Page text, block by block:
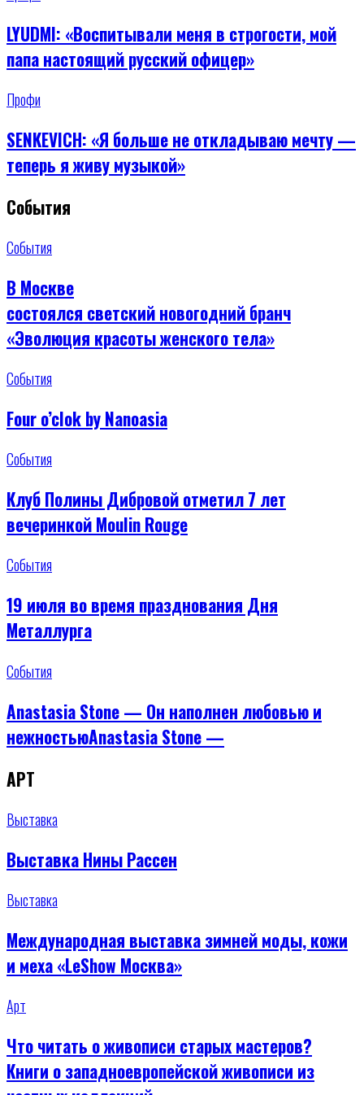
LYUDMI: «Воспитывали меня в строгости, мой
папа настоящий русский офицер»
Профи
SENKEVICH: «Я больше не откладываю мечту —
теперь я живу музыкой»
События
События
В Москве
состоялся светский новогодний бранч
«Эволюция красоты женского тела»
События
Four o’clok by Nanoasia
События
Клуб Полины Дибровой отметил 7 лет
вечеринкой Moulin Rouge
События
19 июля во время празднования Дня
Металлурга
События
Anastasia Stone — Он наполнен любовью и
нежностьюAnastasia Stone —
АРТ
Выставка
Выставка Нины Рассен
Выставка
Международная выставка зимней моды, кожи
и меха «LeShow Москва»
Арт
Что читать о живописи старых мастеров?
Книги о западноевропейской живописи из